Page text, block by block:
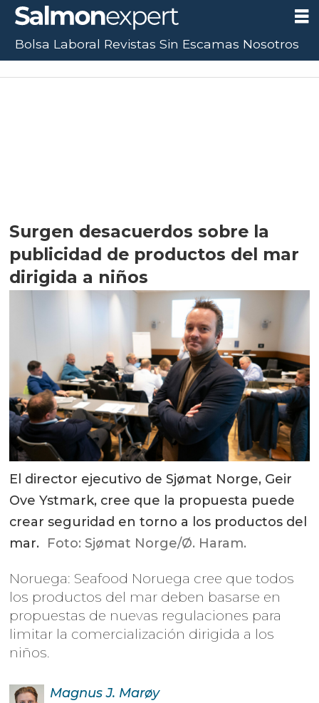
Surgen desacuerdos sobre la
publicidad de productos del mar
dirigida a niños
El director ejecutivo de Sjømat Norge, Geir
Ove Ystmark, cree que la propuesta puede
crear seguridad en torno a los productos del
mar. Foto: Sjømat Norge/Ø. Haram.
Noruega: Seafood Noruega cree que todos
los productos del mar deben basarse en
propuestas de nuevas regulaciones para
limitar la comercialización dirigida a los
niños.
Magnus J. Marøy
Bolsa Laboral Revistas Sin Escamas Nosotros